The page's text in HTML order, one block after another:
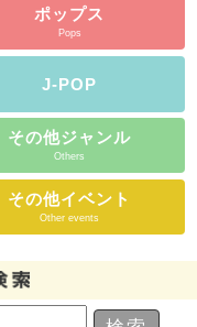
ポップス
Pops
J-POP
その他ジャンル
Others
その他イベント
Other events